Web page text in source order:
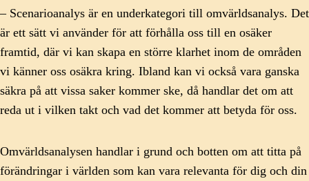
– Scenarioanalys är en underkategori till omvärldsanalys. Det
är ett sätt vi använder för att förhålla oss till en osäker
framtid, där vi kan skapa en större klarhet inom de områden
vi känner oss osäkra kring. Ibland kan vi också vara ganska
säkra på att vissa saker kommer ske, då handlar det om att
reda ut i vilken takt och vad det kommer att betyda för oss.
Omvärldsanalysen handlar i grund och botten om att titta på
förändringar i världen som kan vara relevanta för dig och din